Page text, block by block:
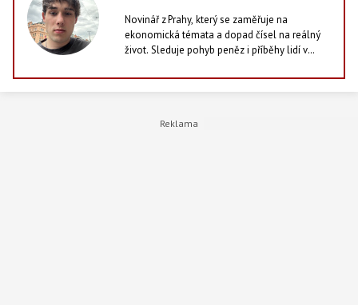
Novinář z Prahy, který se zaměřuje na
ekonomická témata a dopad čísel na reálný
život. Sleduje pohyb peněz i příběhy lidí v
rozhodnutí domácností. Vedle psaní zpráv
studuje vysokou školu, zajímá se o dění
kina, stráví večer s přáteli nebo si zahraje